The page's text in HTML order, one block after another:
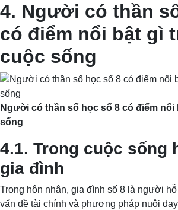
4. Người có thần
có điểm nổi bật gì
cuộc sống
Người có thần số học số 8 có điểm
sống
4.1. Trong cuộc sống
gia đình
Trong hôn nhân, gia đình số 8 là người
vấn đề tài chính và phương pháp nuôi